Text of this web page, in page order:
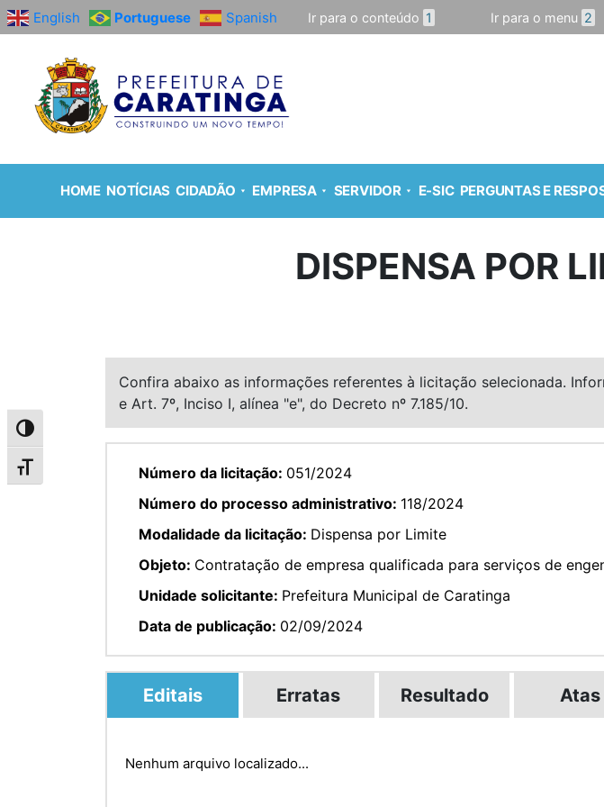
Alternar alto contraste
Alternar tamanho da fonte
English Portuguese Spanish Ir para o conteúdo 1 Ir para o menu 2
HOME NOTÍCIAS CIDADÃO EMPRESA SERVIDOR E-SIC PERGUNTAS E
DISPENSA POR
Confira abaixo as informações referentes à licitação selecionada.
e Art. 7º, Inciso I, alínea "e", do Decreto nº 7.185/10.
Número da licitação: 051/2024
Número do processo administrativo: 118/2024
Modalidade da licitação: Dispensa por Limite
Objeto: Contratação de empresa qualificada para serviços de
Unidade solicitante: Prefeitura Municipal de Caratinga
Data de publicação: 02/09/2024
Editais Erratas Resultado Atas
Nenhum arquivo localizado...